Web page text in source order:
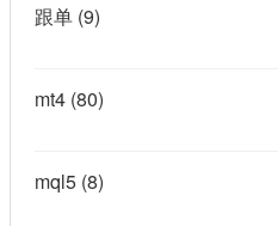
跟单 (9)
mt4 (80)
mql5 (8)